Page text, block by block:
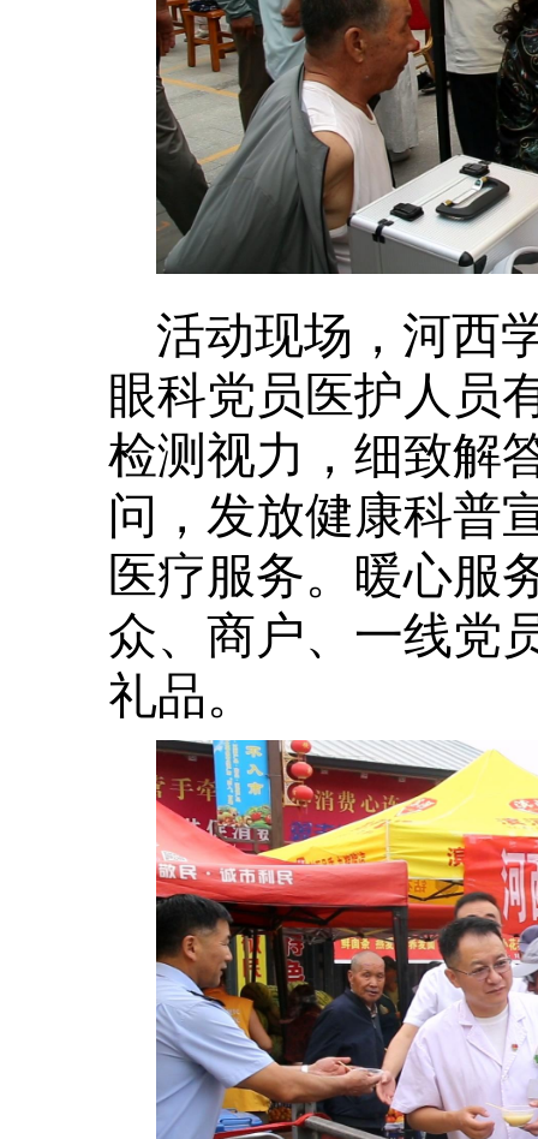
活动现场，河西
眼科党员医护人员
检测视力，细致解
问，发放健康科普
医疗服务。暖心服
众、商户、一线党
礼品。